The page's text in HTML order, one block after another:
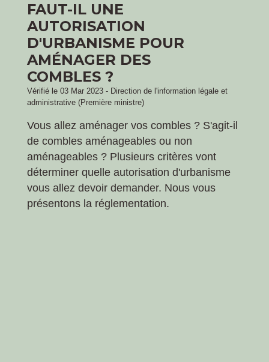
FAUT-IL UNE
AUTORISATION
D'URBANISME POUR
AMÉNAGER DES
COMBLES ?
Vérifié le 03 Mar 2023 - Direction de l'information légale et
administrative (Première ministre)
Vous allez aménager vos combles ? S'agit-il
de combles aménageables ou non
aménageables ? Plusieurs critères vont
déterminer quelle autorisation d'urbanisme
vous allez devoir demander. Nous vous
présentons la réglementation.